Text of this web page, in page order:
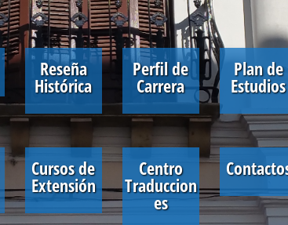
Reseña
Histórica
Perfil de
Carrera
Plan de
Estudios
Cursos de
Extensión
Centro
Traduccion
es